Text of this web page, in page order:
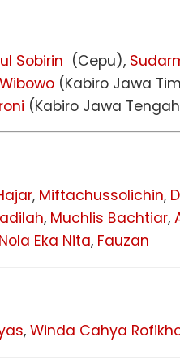
Sobirin (Cepu),
(Kabiro Jawa
(Kabiro Jawa
, Miftachussolichin,
, Muchlis Bachtiar,
Nola Eka Nita, Fauzan
, Winda Cahya